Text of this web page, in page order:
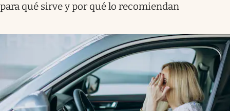
para qué sirve y por qué lo recomiendan